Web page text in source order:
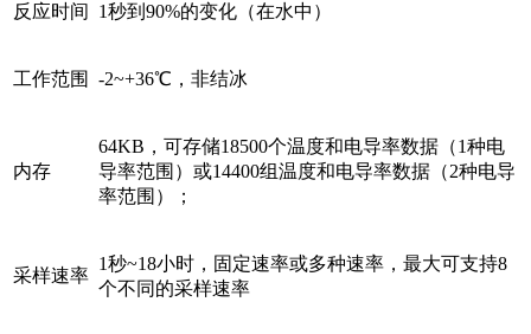
反应时间 1秒到90%的变化（在水中）
工作范围 -2~+36℃，非结冰
内存
64KB，可存储18500个温度和电导率数据（1种电
导率范围）或14400组温度和电导率数据（2种电导
率范围）；
采样速率
1秒~18小时，固定速率或多种速率，最大可支持8
个不同的采样速率